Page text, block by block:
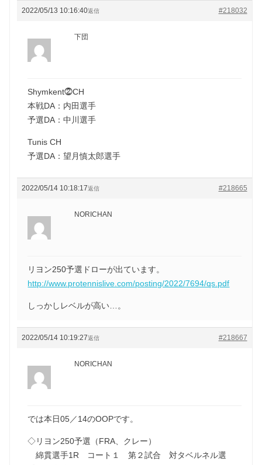
2022/05/13 10:16:40 #218032
返信
下団
Shymkent⓶CH
本戦DA：内田選手
予選DA：中川選手
Tunis CH
予選DA：望月慎太郎選手
2022/05/14 10:18:17 #218665
返信
NORICHAN
リヨン250予選ドローが出ています。
http://www.protennislive.com/posting/2022/7694/qs.pdf
しっかしレベルが高い…。
2022/05/14 10:19:27 #218667
返信
NORICHAN
では本日05／14のOOPです。
◇リヨン250予選（FRA、クレー）
綿貫選手1R コート１ 第２試合 対タベルネル選